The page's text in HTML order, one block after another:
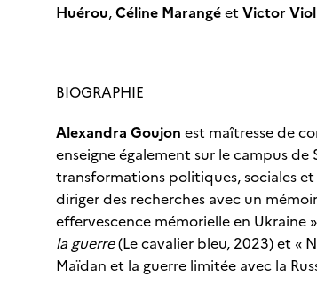
Huérou,Céline Marangéet Victor
BIOGRAPHIE
Alexandra Goujon est maîtresse de
enseigne également sur le campus de
transformations politiques, sociales
diriger des recherches avec un
effervescence mémorielle en Ukraine
la guerre(Le cavalier bleu, 2023) et «
Maïdan et la guerre limitée avec la